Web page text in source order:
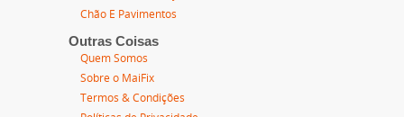
Chão E Pavimentos
Outras Coisas
Quem Somos
Sobre o MaiFix
Termos & Condições